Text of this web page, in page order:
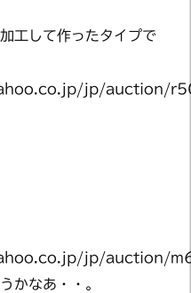
工して作ったタイプで
jp/auction/
jp/auction/
かなあ・・。